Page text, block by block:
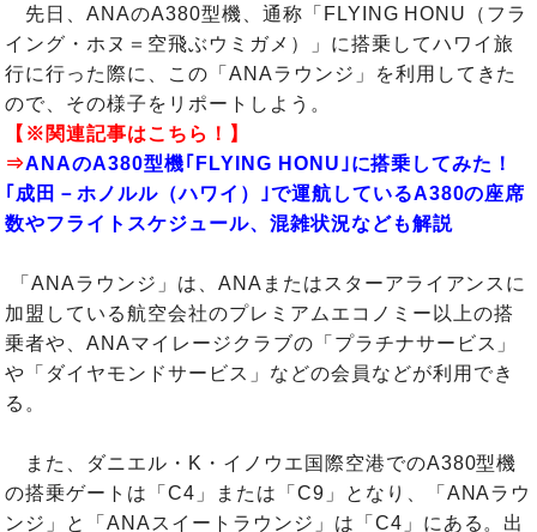
先日、ANAのA380型機、通称 「FLYING HONU（フラ
イング・ホヌ＝空飛ぶウミガメ）」 に搭乗してハワイ旅
行に行った際に、この「ANAラウンジ」を利用してきた
ので、その様子をリポートしよう。
【※関連記事はこちら！】
⇒ANAのA380型機｢FLYING HONU｣に搭乗してみた！
｢成田－ホノルル（ハワイ）｣で運航しているA380の座席
数やフライトスケジュール、混雑状況なども解説
「ANAラウンジ」は、ANAまたはスターアライアンスに
加盟している航空会社のプレミアムエコノミー以上の搭
乗者や、ANAマイレージクラブの「プラチナサービス」
や「ダイヤモンドサービス」などの会員などが利用でき
る。
また、ダニエル・K・イノウエ国際空港でのA380型機
の搭乗ゲートは「C4」または「C9」となり、「ANAラウ
ンジ」と「ANAスイートラウンジ」は「C4」にある。出